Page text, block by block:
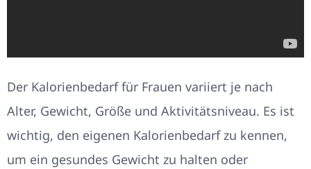
Der Kalorienbedarf für Frauen variiert je nach
Alter, Gewicht, Größe und Aktivitätsniveau. Es ist
wichtig, den eigenen Kalorienbedarf zu kennen,
um ein gesundes Gewicht zu halten oder